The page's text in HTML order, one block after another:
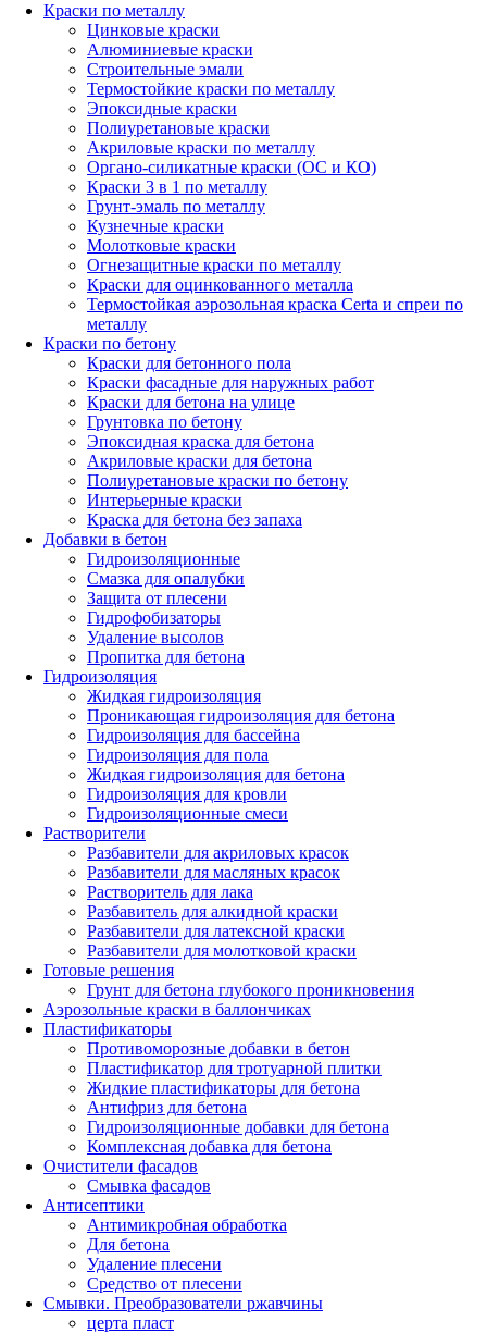
Краски по металлу
Цинковые краски
Алюминиевые краски
Строительные эмали
Термостойкие краски по металлу
Эпоксидные краски
Полиуретановые краски
Акриловые краски по металлу
Органо-силикатные краски (ОС и КО)
Краски 3 в 1 по металлу
Грунт-эмаль по металлу
Кузнечные краски
Молотковые краски
Огнезащитные краски по металлу
Краски для оцинкованного металла
Термостойкая аэрозольная краска Certa и спреи по
металлу
Краски по бетону
Краски для бетонного пола
Краски фасадные для наружных работ
Краски для бетона на улице
Грунтовка по бетону
Эпоксидная краска для бетона
Акриловые краски для бетона
Полиуретановые краски по бетону
Интерьерные краски
Краска для бетона без запаха
Добавки в бетон
Гидроизоляционные
Смазка для опалубки
Защита от плесени
Гидрофобизаторы
Удаление высолов
Пропитка для бетона
Гидроизоляция
Жидкая гидроизоляция
Проникающая гидроизоляция для бетона
Гидроизоляция для бассейна
Гидроизоляция для пола
Жидкая гидроизоляция для бетона
Гидроизоляция для кровли
Гидроизоляционные смеси
Растворители
Разбавители для акриловых красок
Разбавители для масляных красок
Растворитель для лака
Разбавитель для алкидной краски
Разбавители для латексной краски
Разбавители для молотковой краски
Готовые решения
Грунт для бетона глубокого проникновения
Аэрозольные краски в баллончиках
Пластификаторы
Противоморозные добавки в бетон
Пластификатор для тротуарной плитки
Жидкие пластификаторы для бетона
Антифриз для бетона
Гидроизоляционные добавки для бетона
Комплексная добавка для бетона
Очистители фасадов
Смывка фасадов
Антисептики
Антимикробная обработка
Для бетона
Удаление плесени
Средство от плесени
Смывки. Преобразователи ржавчины
церта пласт